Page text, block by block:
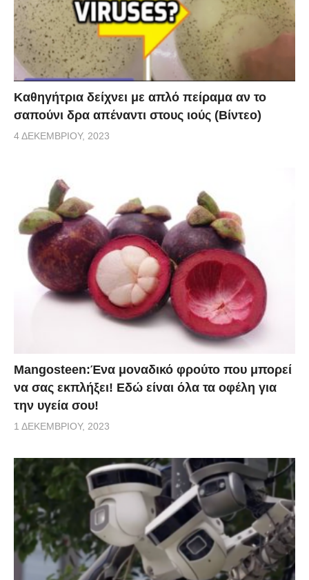
Καθηγήτρια δείχνει με απλό πείραμα αν το
σαπούνι δρα απέναντι στους ιούς (Βίντεο)
4 ΔΕΚΕΜΒΡΊΟΥ, 2023
Mangosteen:Ένα μοναδικό φρούτο που μπορεί
να σας εκπλήξει! Εδώ είναι όλα τα οφέλη για
την υγεία σου!
1 ΔΕΚΕΜΒΡΊΟΥ, 2023